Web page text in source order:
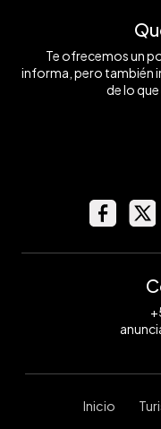
Te ofrecemos un
informa, pero también
de lo
Inicio